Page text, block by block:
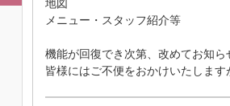
地図
メニュー・スタッフ紹介等
機能が回復でき次第、改めてお知ら
皆様にはご不便をおかけいたしま